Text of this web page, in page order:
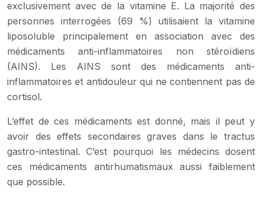
exclusivement avec de la vitamine E. La majorité des
personnes interrogées (69 %) utilisaient la vitamine
liposoluble principalement en association avec des
médicaments anti-inflammatoires non stéroïdiens
(AINS). Les AINS sont des médicaments anti-
inflammatoires et antidouleur qui ne contiennent pas de
cortisol.
L’effet de ces médicaments est donné, mais il peut y
avoir des effets secondaires graves dans le tractus
gastro-intestinal. C’est pourquoi les médecins dosent
ces médicaments antirhumatismaux aussi faiblement
que possible.